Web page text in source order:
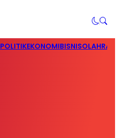
POLITIKEKONOMIBISNIS